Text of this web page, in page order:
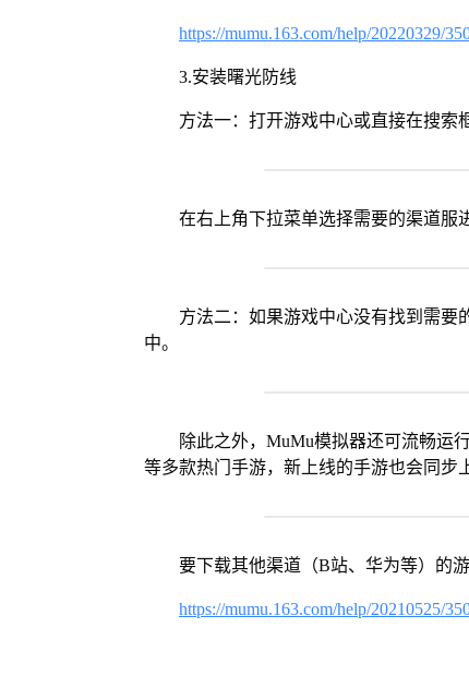
https://mumu.163.com/help/20220329/
3.安装曙光防线
方法一：打开游戏中心或直接在搜索
在右上角下拉菜单选择需要的渠道服
方法二：如果游戏中心没有找到需要
中。
除此之外，MuMu模拟器还可流畅运
等多款热门手游，新上线的手游也会同步
要下载其他渠道（B站、华为等）的
https://mumu.163.com/help/20210525/